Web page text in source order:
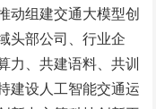
动组建交通大模型创
头部公司、行业企
力、共建语料、共训
建设人工智能交通运